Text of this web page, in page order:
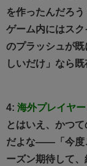
を作ったんだろう
ゲーム内にはス
のプラッシュが
しいだけ」なら
4: 海外プレイヤ
とはいえ、かつ
だよな——「今度
ーズン期待して